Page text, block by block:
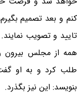
کنم و بعد تصمیم
تایید و تصویب
همه از مجلس بیرون
طلب کرد و به او
بنویسد: این نیز بگذرد.